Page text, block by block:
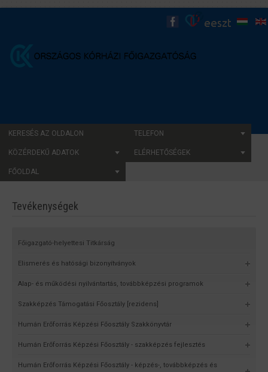
KERESÉS AZ OLDALON TELEFON
KÖZÉRDEKŰ ADATOK ELÉRHETŐSÉGEK
FŐOLDAL
Tevékenységek
Főigazgató-helyettesi Titkárság
Elismerés és hatósági bizonyítványok
Alap- és működési nyilvántartás, továbbképzési programok
Szakképzés Támogatási Főosztály [rezidens]
Humán Erőforrás Képzési Főosztály Szakkönyvtár
Humán Erőforrás Képzési Főosztály - szakképzés fejlesztés
Humán Erőforrás Képzési Főosztály - képzés-, továbbképzés és